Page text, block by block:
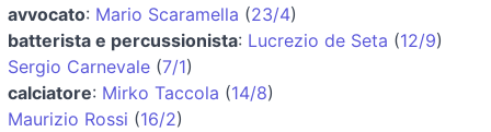
avvocato: Mario Scaramella (23/4)
batterista e percussionista: Lucrezio de Seta (12/9)
Sergio Carnevale (7/1)
calciatore: Mirko Taccola (14/8)
Maurizio Rossi (16/2)